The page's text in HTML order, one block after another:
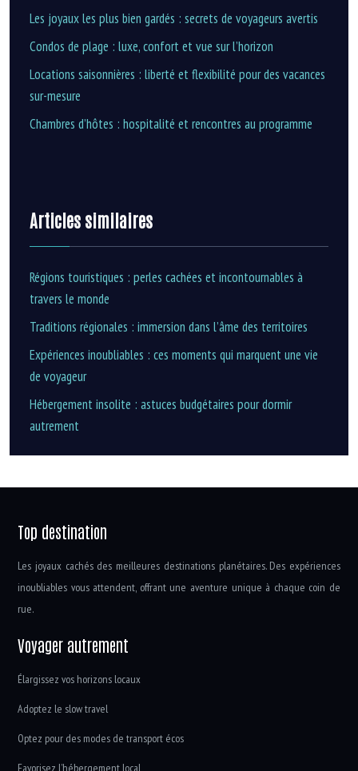
Les joyaux les plus bien gardés : secrets de voyageurs avertis
Condos de plage : luxe, confort et vue sur l’horizon
Locations saisonnières : liberté et flexibilité pour des vacances
sur-mesure
Chambres d’hôtes : hospitalité et rencontres au programme
Articles similaires
Régions touristiques : perles cachées et incontournables à
travers le monde
Traditions régionales : immersion dans l’âme des territoires
Expériences inoubliables : ces moments qui marquent une vie
de voyageur
Hébergement insolite : astuces budgétaires pour dormir
autrement
Top destination
Les joyaux cachés des meilleures destinations planétaires. Des expériences
inoubliables vous attendent, offrant une aventure unique à chaque coin de
rue.
Voyager autrement
Élargissez vos horizons locaux
Adoptez le slow travel
Optez pour des modes de transport écos
Favorisez l’hébergement local